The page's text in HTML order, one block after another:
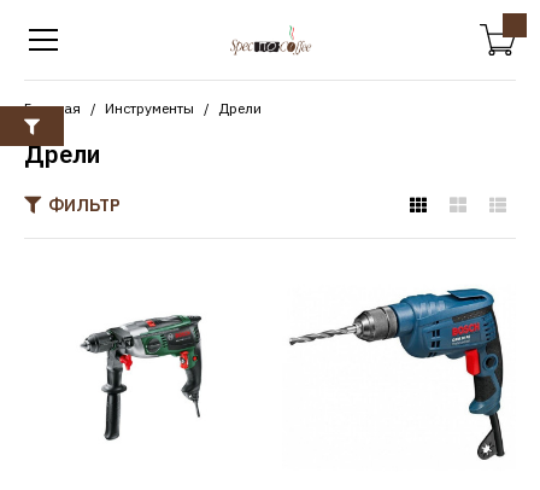
Главная Инструменты Дрели
Дрели
ФИЛЬТР
Дрель Bosch
AdvancedImpact 900